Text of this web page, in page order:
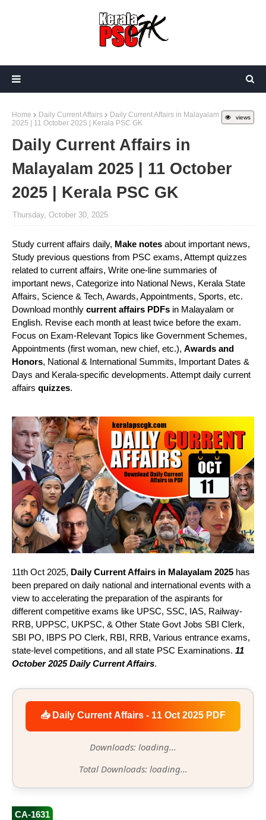
views
Home Daily Current Affairs
Daily Current Affairs in Malayalam
2025 | 11 October 2025 | Kerala PSC GK
Daily Current Affairs in
Malayalam 2025 | 11 October
2025 | Kerala PSC GK
Thursday, October 30, 2025
Study current affairs daily, Make notes about important news,
Study previous questions from PSC exams, Attempt quizzes
related to current affairs, Write one-line summaries of
important news, Categorize into National News, Kerala State
Affairs, Science & Tech, Awards, Appointments, Sports, etc.
Download monthly current affairs PDFs in Malayalam or
English. Revise each month at least twice before the exam.
Focus on Exam-Relevant Topics like Government Schemes,
Appointments (first woman, new chief, etc.), Awards and
Honors, National & International Summits, Important Dates &
Days and Kerala-specific developments. Attempt daily current
affairs quizzes.
11th Oct 2025, Daily Current Affairs in Malayalam 2025 has
been prepared on daily national and international events with a
view to accelerating the preparation of the aspirants for
different competitive exams like UPSC, SSC, IAS, Railway-
RRB, UPPSC, UKPSC, & Other State Govt Jobs SBI Clerk,
SBI PO, IBPS PO Clerk, RBI, RRB, Various entrance exams,
state-level competitions, and all state PSC Examinations. 11
October 2025 Daily Current Affairs.
📥 Daily Current Affairs - 11 Oct 2025 PDF
Downloads: loading...
Total Downloads: loading...
CA-1631